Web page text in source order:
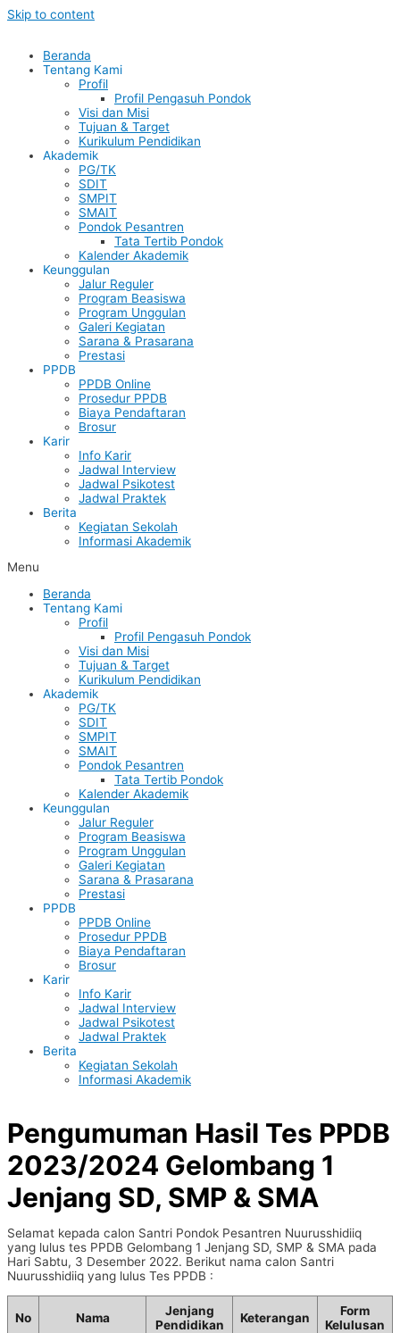
Skip to content
Beranda
Tentang Kami
Profil
Profil Pengasuh Pondok
Visi dan Misi
Tujuan & Target
Kurikulum Pendidikan
Akademik
PG/TK
SDIT
SMPIT
SMAIT
Pondok Pesantren
Tata Tertib Pondok
Kalender Akademik
Keunggulan
Jalur Reguler
Program Beasiswa
Program Unggulan
Galeri Kegiatan
Sarana & Prasarana
Prestasi
PPDB
PPDB Online
Prosedur PPDB
Biaya Pendaftaran
Brosur
Karir
Info Karir
Jadwal Interview
Jadwal Psikotest
Jadwal Praktek
Berita
Kegiatan Sekolah
Informasi Akademik
Menu
Beranda
Tentang Kami
Profil
Profil Pengasuh Pondok
Visi dan Misi
Tujuan & Target
Kurikulum Pendidikan
Akademik
PG/TK
SDIT
SMPIT
SMAIT
Pondok Pesantren
Tata Tertib Pondok
Kalender Akademik
Keunggulan
Jalur Reguler
Program Beasiswa
Program Unggulan
Galeri Kegiatan
Sarana & Prasarana
Prestasi
PPDB
PPDB Online
Prosedur PPDB
Biaya Pendaftaran
Brosur
Karir
Info Karir
Jadwal Interview
Jadwal Psikotest
Jadwal Praktek
Berita
Kegiatan Sekolah
Informasi Akademik
Pengumuman Hasil Tes PPDB
2023/2024 Gelombang 1
Jenjang SD, SMP & SMA
Selamat kepada calon Santri Pondok Pesantren Nuurusshidiiq
yang lulus tes PPDB Gelombang 1 Jenjang SD, SMP & SMA pada
Hari Sabtu, 3 Desember 2022. Berikut nama calon Santri
Nuurusshidiiq yang lulus Tes PPDB :
No Nama
Jenjang
Pendidikan
Keterangan
Form
Kelulusan